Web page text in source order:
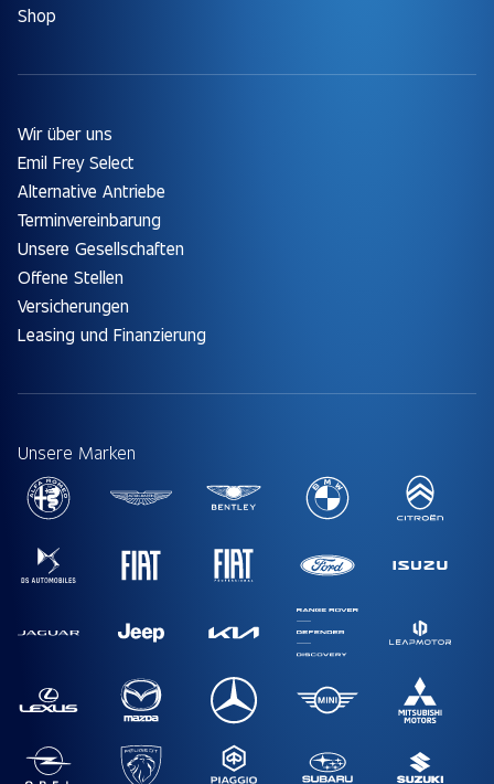
Shop
Wir über uns
Emil Frey Select
Alternative Antriebe
Terminvereinbarung
Unsere Gesellschaften
Offene Stellen
Versicherungen
Leasing und Finanzierung
Unsere Marken